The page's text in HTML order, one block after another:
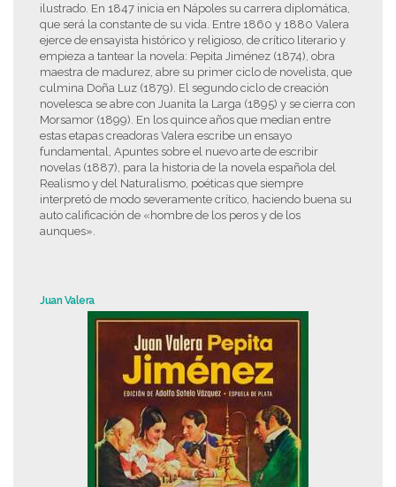
ilustrado. En 1847 inicia en Nápoles su carrera diplomática,
que será la constante de su vida. Entre 1860 y 1880 Valera
ejerce de ensayista histórico y religioso, de crítico literario y
empieza a tantear la novela: Pepita Jiménez (1874), obra
maestra de madurez, abre su primer ciclo de novelista, que
culmina Doña Luz (1879). El segundo ciclo de creación
novelesca se abre con Juanita la Larga (1895) y se cierra con
Morsamor (1899). En los quince años que median entre
estas etapas creadoras Valera escribe un ensayo
fundamental, Apuntes sobre el nuevo arte de escribir
novelas (1887), para la historia de la novela española del
Realismo y del Naturalismo, poéticas que siempre
interpretó de modo severamente crítico, haciendo buena su
auto calificación de «hombre de los peros y de los
aunques».
Juan Valera